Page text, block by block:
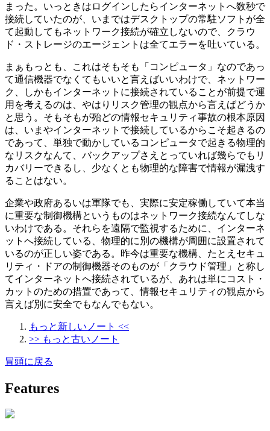
まった。いっときはログインしたらインターネットへ数秒で
接続していたのが、いまではデスクトップの常駐ソフトが全
て起動してもネットワーク接続が確立しないので、クラウ
ド・ストレージのエージェントは全てエラーを吐いている。
まぁもっとも、これはそもそも「コンピュータ」なのであっ
て通信機器でなくてもいいと言えばいいわけで、ネットワー
ク、しかもインターネットに接続されていることが前提で運
用を考えるのは、やはりリスク管理の観点から言えばどうか
と思う。そもそもが殆どの情報セキュリティ事故の根本原因
は、いまやインターネットで接続しているからこそ起きるの
であって、単独で動かしているコンピュータで起きる物理的
なリスクなんて、バックアップさえとっていれば幾らでもリ
カバリーできるし、少なくとも物理的な障害で情報が漏洩す
ることはない。
企業や政府あるいは軍隊でも、実際に安定稼働していて本当
に重要な制御機構というものはネットワーク接続なんてしな
いわけである。それらを遠隔で監視するために、インターネ
ットへ接続している、物理的に別の機構が周囲に設置されて
いるのが正しい姿である。昨今は重要な機構、たとえセキュ
リティ・ドアの制御機器そのものが「クラウド管理」と称し
てインターネットへ接続されているが、あれは単にコスト・
カットのための措置であって、情報セキュリティの観点から
言えば別に安全でもなんでもない。
もっと新しいノート <<
>> もっと古いノート
冒頭に戻る
Features